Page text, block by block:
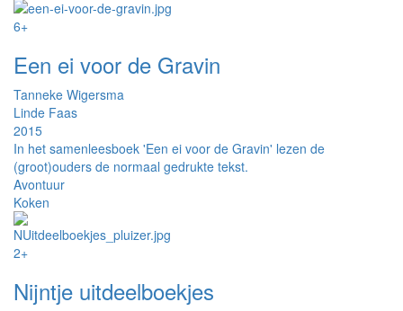
6+
Een ei voor de Gravin
Tanneke Wigersma
Linde Faas
2015
In het samenleesboek 'Een ei voor de Gravin' lezen de
(groot)ouders de normaal gedrukte tekst.
Avontuur
Koken
2+
Nijntje uitdeelboekjes